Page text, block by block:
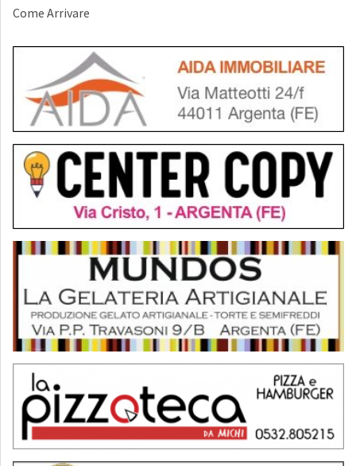
Come Arrivare